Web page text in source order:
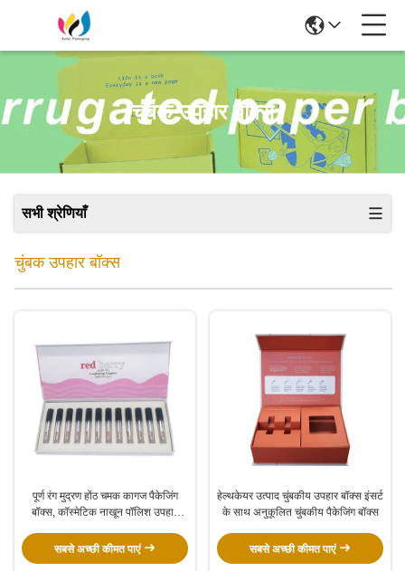
चुंबक उपहार बॉक्स
सभी श्रेणियाँ
चुंबक उपहार बॉक्स
पूर्ण रंग मुद्रण होंठ चमक कागज पैकेजिंग
बॉक्स, कॉस्मेटिक नाखून पॉलिश उपहार
सबसे अच्छी कीमत पाएं
हेल्थकेयर उत्पाद चुंबकीय उपहार बॉक्स इंसर्ट
के साथ अनुकूलित चुंबकीय पैकेजिंग बॉक्स
सबसे अच्छी कीमत पाएं